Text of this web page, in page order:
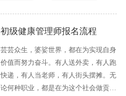
初级健康管理师报名流程
芸芸众生，婆娑世界，都在为实现自身
价值而努力奋斗。有人送外卖，有人跑
快递，有人当老师，有人街头摆摊。无
论何种职业，都是在为这个社会做贡